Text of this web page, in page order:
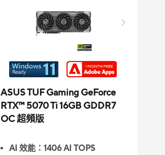
ASUS TUF Gaming GeForce
RTX™ 5070 Ti 16GB GDDR7
OC 超頻版
AI 效能：1406 AI TOPS